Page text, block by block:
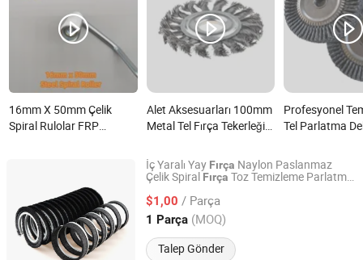
16mm X 50mm Çelik
Spiral Rulolar FRP
Alet Aksesuarları 100mm
Metal Tel Fırça Tekerleği
Fırçası Çelik Roall nedir?
Profesyonel
Tel Parlatma
nedir?
İç Yaralı Yay Fırça Naylon Paslanmaz
Çelik Spiral Fırça Toz Temizleme Parlatma
$1,00 / Parça
1 Parça (MOQ)
Talep Gönder
Suzhou Saman Technology Co., Ltd.
Jiangsu, China Fiyat 2025